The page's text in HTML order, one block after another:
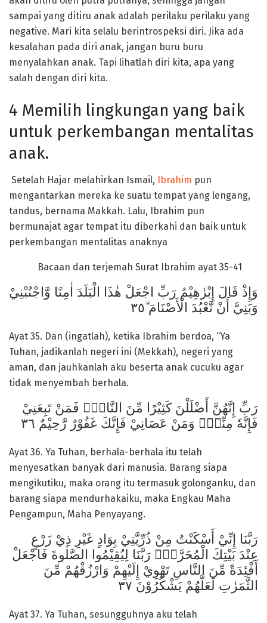
sampai yang ditiru anak adalah perilaku perilaku yang
negative. Mari kita selalu berintrospeksi diri. Jika ada
kesalahan pada diri anak, jangan buru buru
menyalahkan anak. Tapi lihatlah diri kita, apa yang
salah dengan diri kita.
4 Memilih lingkungan yang baik
untuk perkembangan mentalitas
anak.
Setelah Hajar melahirkan Ismail, Ibrahim pun
mengantarkan mereka ke suatu tempat yang lengang,
tandus, bernama Makkah. Lalu, Ibrahim pun
bermunajat agar tempat itu diberkahi dan baik untuk
perkembangan mentalitas anaknya
Bacaan dan terjemah Surat Ibrahim ayat 35-41
وَإِذْ قَالَ إِبْرٰهِيْمُ رَبِّ اجْعَلْ هٰذَا الْبَلَدَ اٰمِنًا وَّاجْنُبْنِيْ
وَبَنِيَّ أَنْ نَّعْبُدَ الْأَصْنَامَ ۗ٣٥
Ayat 35. Dan (ingatlah), ketika Ibrahim berdoa, “Ya
Tuhan, jadikanlah negeri ini (Mekkah), negeri yang
aman, dan jauhkanlah aku beserta anak cucuku agar
tidak menyembah berhala.
رَبِّ إِنَّهُنَّ أَضْلَلْنَ كَثِيْرًا مِّنَ النَّاسِۚ فَمَنْ تَبِعَنِيْ
فَإِنَّهٗ مِنِّيْۚ وَمَنْ عَصَانِيْ فَإِنَّكَ غَفُوْرٌ رَّحِيْمٌ ٣٦
Ayat 36. Ya Tuhan, berhala-berhala itu telah
menyesatkan banyak dari manusia. Barang siapa
mengikutiku, maka orang itu termasuk golonganku, dan
barang siapa mendurhakaiku, maka Engkau Maha
Pengampun, Maha Penyayang.
رَبَّنَا إِنِّيْ أَسْكَنْتُ مِنْ ذُرِّيَّتِيْ بِوَادٍ غَيْرِ ذِيْ زَرْعٍ
عِنْدَ بَيْتِكَ الْمُحَرَّمِۙ رَبَّنَا لِيُقِيْمُوا الصَّلٰوةَ فَاجْعَلْ
أَفْئِدَةً مِّنَ النَّاسِ تَهْوِيْ إِلَيْهِمْ وَارْزُقْهُمْ مِّنَ
الثَّمَرٰتِ لَعَلَّهُمْ يَشْكُرُوْنَ ٣٧
Ayat 37. Ya Tuhan, sesungguhnya aku telah